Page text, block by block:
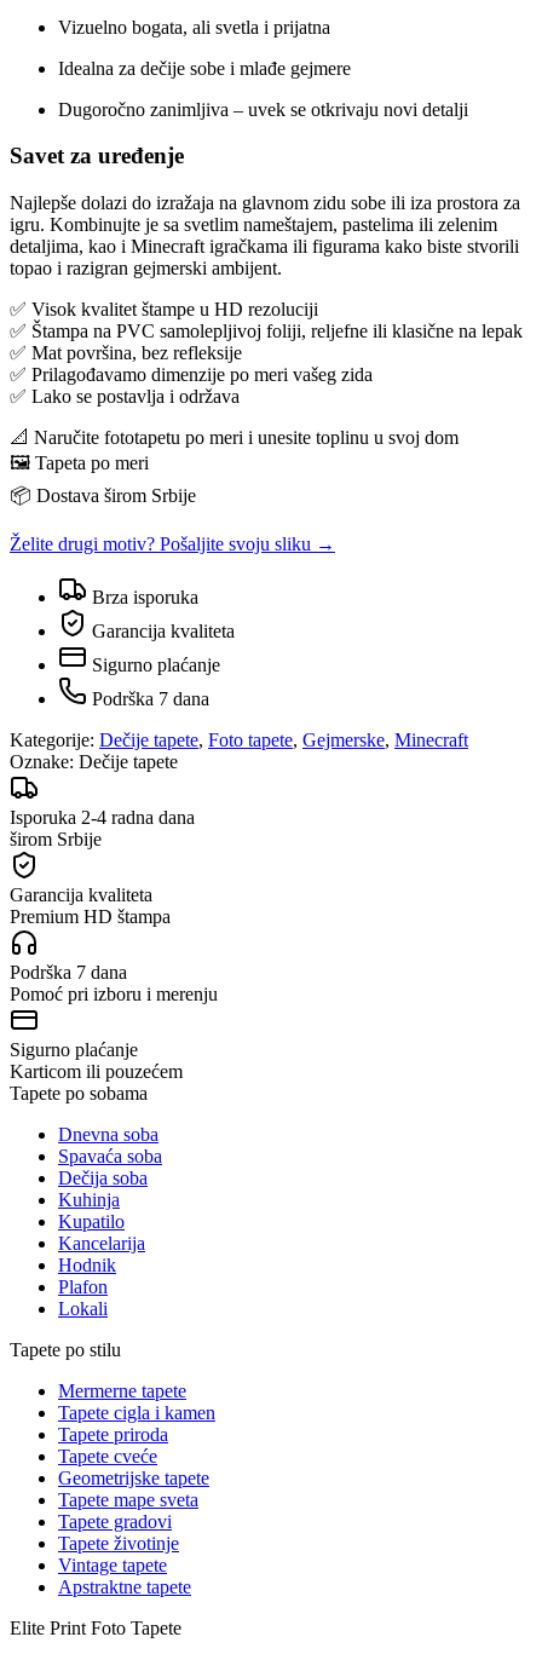
Vizuelno bogata, ali svetla i prijatna
Idealna za dečije sobe i mlađe gejmere
Dugoročno zanimljiva – uvek se otkrivaju novi detalji
Savet za uređenje
Najlepše dolazi do izražaja na glavnom zidu sobe ili iza prostora za
igru. Kombinujte je sa svetlim nameštajem, pastelima ili zelenim
detaljima, kao i Minecraft igračkama ili figurama kako biste stvorili
topao i razigran gejmerski ambijent.
✅ Visok kvalitet štampe u HD rezoluciji
✅ Štampa na PVC samolepljivoj foliji, reljefne ili klasične na lepak
✅ Mat površina, bez refleksije
✅ Prilagođavamo dimenzije po meri vašeg zida
✅ Lako se postavlja i održava
📐 Naručite fototapetu po meri i unesite toplinu u svoj dom
🖼️ Tapeta po meri
📦 Dostava širom Srbije
Želite drugi motiv? Pošaljite svoju sliku →
Brza isporuka
Garancija kvaliteta
Sigurno plaćanje
Podrška 7 dana
Kategorije: Dečije tapete, Foto tapete, Gejmerske, Minecraft
Oznake: Dečije tapete
Isporuka 2-4 radna dana
širom Srbije
Garancija kvaliteta
Premium HD štampa
Podrška 7 dana
Pomoć pri izboru i merenju
Sigurno plaćanje
Karticom ili pouzećem
Tapete po sobama
Dnevna soba
Spavaća soba
Dečija soba
Kuhinja
Kupatilo
Kancelarija
Hodnik
Plafon
Lokali
Tapete po stilu
Mermerne tapete
Tapete cigla i kamen
Tapete priroda
Tapete cveće
Geometrijske tapete
Tapete mape sveta
Tapete gradovi
Tapete životinje
Vintage tapete
Apstraktne tapete
Elite Print Foto Tapete